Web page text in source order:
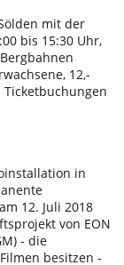
mit der
bis 15:30 Uhr,
12,-
in
12. Juli 2018
von EON
- die
besitzen -